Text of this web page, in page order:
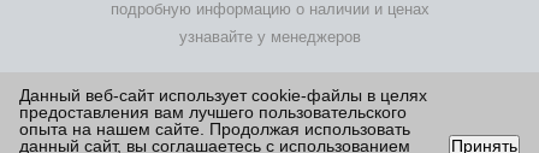
подробную информацию о наличии и ценах
узнавайте у менеджеров
2026 © Foton Motor - купить новый Фотон по выгодной цене на
официальном сайте дилера
Данный веб-сайт использует cookie-файлы в целях
предоставления вам лучшего пользовательского
опыта на нашем сайте. Продолжая использовать
данный сайт, вы соглашаетесь с использованием
Принять